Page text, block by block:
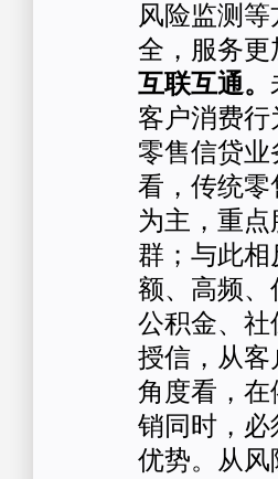
风险监测
全，服务
互联互通。
客户消费
零售信贷
看，传统
为主，重
群；与此
额、高频
公积金、
授信，从
角度看，
销同时，
优势。从